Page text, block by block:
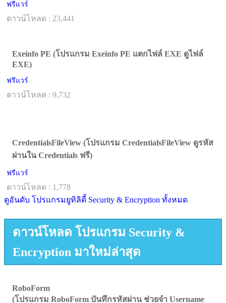
ฟรีแวร์
ดาวน์โหลด : 23,441
Exeinfo PE (โปรแกรม Exeinfo PE แตกไฟล์ EXE ดูไฟล์
EXE)
ฟรีแวร์
ดาวน์โหลด : 9,732
CredentialsFileView (โปรแกรม CredentialsFileView ดูรหัส
ผ่านใน Credentials ฟรี)
ฟรีแวร์
ดาวน์โหลด : 1,778
ดูอันดับ โปรแกรมยูทิลิตี้ Security & Encryption ทั้งหมด
ดาวน์โหลด โปรแกรม Security &
Encryption มาใหม่ล่าสุด
RoboForm
(โปรแกรม RoboForm บันทึกรหัสผ่าน ช่วยจำ Username